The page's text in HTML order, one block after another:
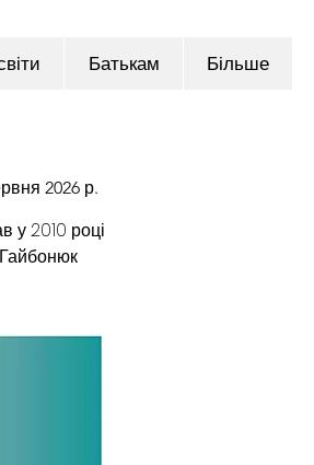
Батькам Більше
у 2010 році
2026 р.